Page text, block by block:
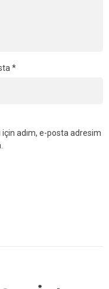
*
için adım, e-posta adresim